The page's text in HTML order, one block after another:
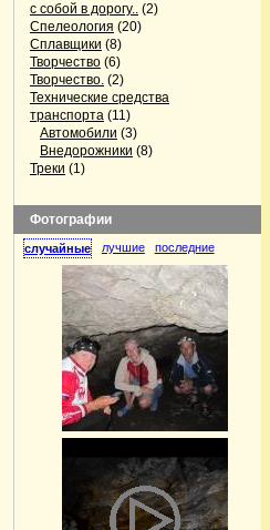
с собой в дорогу.. (2)
Спелеология (20)
Сплавщики (8)
Творчество (6)
Творчество. (2)
Технические средства
транспорта (11)
Автомобили (3)
Внедорожники (8)
Треки (1)
Фотографии
случайные лучшие последние